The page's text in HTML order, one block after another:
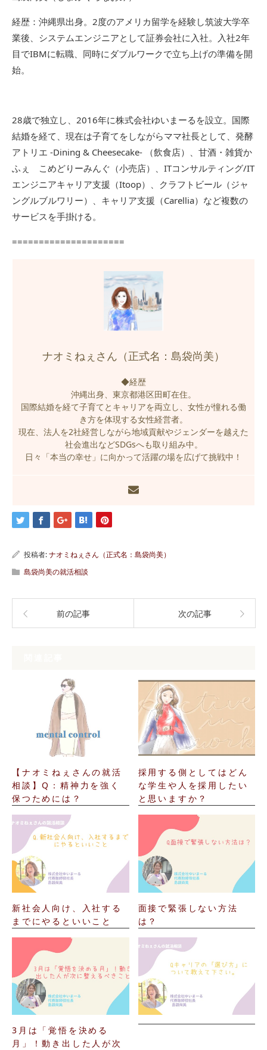
経歴：沖縄県出身。2度のアメリカ留学を経験し筑波大学卒
業後、システムエンジニアとして証券会社に入社。入社2年
目でIBMに転職、同時にダブルワークで立ち上げの準備を開
始。
28歳で独立し、2016年に株式会社ゆいまーるを設立。国際
結婚を経て、現在は子育てをしながらママ社長として、発酵
アトリエ -Dining & Cheesecake- （飲食店）、甘酒・雑貨か
ふぇ こめどりーみんぐ（小売店）、ITコンサルティング/IT
エンジニアキャリア支援（Itoop）、クラフトビール（ジャ
ングルブルワリー）、キャリア支援（Carellia）など複数の
サービスを手掛ける。
=====================
ナオミねぇさん（正式名：島袋尚美）
◆経歴
沖縄出身、東京都港区田町在住。
国際結婚を経て子育てとキャリアを両立し、女性が憧れる働
き方を体現する女性経営者。
現在、法人を2社経営しながら地域貢献やジェンダーを越えた
社会進出などSDGsへも取り組み中。
日々「本当の幸せ」に向かって活躍の場を広げて挑戦中！
投稿者:ナオミねぇさん（正式名：島袋尚美）
島袋尚美の就活相談
前の記事 次の記事
【ナオミねぇさんの就活
相談】Q：精神力を強く
保つためには？
採用する側としてはどん
な学生や人を採用したい
と思いますか？
新社会人向け、入社する
までにやるといいこと
面接で緊張しない方法
は？
3月は「覚悟を決める
月」！動き出した人が次